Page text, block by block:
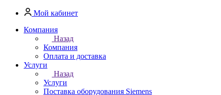
Мой кабинет
Компания
Назад
Компания
Оплата и доставка
Услуги
Назад
Услуги
Поставка оборудования Siemens